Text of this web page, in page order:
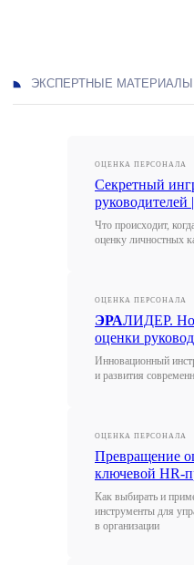
ОЦЕНКА ПЕРСОНАЛА
Секретный
руководителей
Что происходит,
оценку личностных
ОЦЕНКА ПЕРСОНАЛА
ЭРАЛИДЕР.
оценки
Инновационный
и развития
ОЦЕНКА ПЕРСОНАЛА
Превращение
ключевой HR-
Как выбирать и
инструменты для
в организации